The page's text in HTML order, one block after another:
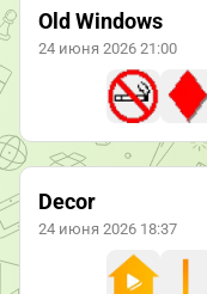
Old Windows
24 июня 2026 21:00
Decor
24 июня 2026 18:37